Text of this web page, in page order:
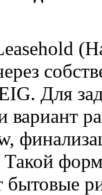
Для
вариант
Такой